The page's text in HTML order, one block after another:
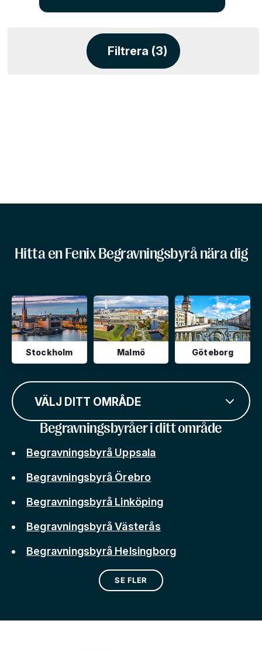
Filtrera (3)
Hitta en Fenix Begravningsbyrå nära dig
Stockholm Malmö Göteborg
VÄLJ DITT OMRÅDE
Begravningsbyråer i ditt område
Begravningsbyrå Uppsala
Begravningsbyrå Örebro
Begravningsbyrå Linköping
Begravningsbyrå Västerås
Begravningsbyrå Helsingborg
SE FLER